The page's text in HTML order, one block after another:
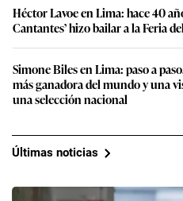
Héctor Lavoe en Lima: hace 40
Cantantes’ hizo bailar a la Feria
Simone Biles en Lima: paso a
más ganadora del mundo y una
una selección nacional
Últimas noticias